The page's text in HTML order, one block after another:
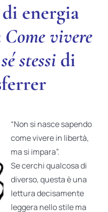
energia
Come vivere
stessi di
“Non si nasce sapendo
come vivere in libertà,
ma si impara”.
Se cerchi qualcosa di
diverso, questa è una
lettura decisamente
leggera nello stile ma